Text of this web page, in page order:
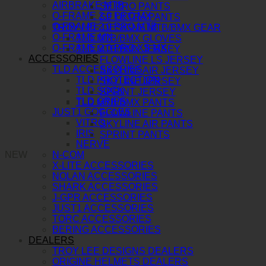
AIRBRAKE MTB
O-FRAME 2.0 PRO MX
O-FRAME 2.0 PRO MTB
O-FRAME MX
O-FRAME 2.0 PRO XS MX
ACCESSORIES
TLD ACCESSORIES
TLD PROTECTION
TLD SOCK
TLD GRIPS
JUST1 GOGGLES
VITRO
IRIS
NERVE
N-COM
X-LITE ACCESSORIES
NOLAN ACCESSORIES
SHARK ACCESSORIES
J-GPR ACCESSORIES
JUST1 ACCESSORIES
TORC ACCESSORIES
BERING ACCESSORIES
DEALERS
TROY LEE DESIGNS DEALERS
ORIGINE HELMETS DEALERS
SE PRO PANTS
SE ULTRA PANTS
TROY LEE DESIGNS MTB/BMX GEAR
TLD MTB/BMX GLOVES
TLD MTB/BMX JERSEY
FLOWLINE LS JERSEY
SKYLINE AIR JERSEY
SKYLINE JERSEY
SPRINT JERSEY
TLD MTB/BMX PANTS
FLOWLINE PANTS
SKYLINE AIR PANTS
SPRINT PANTS